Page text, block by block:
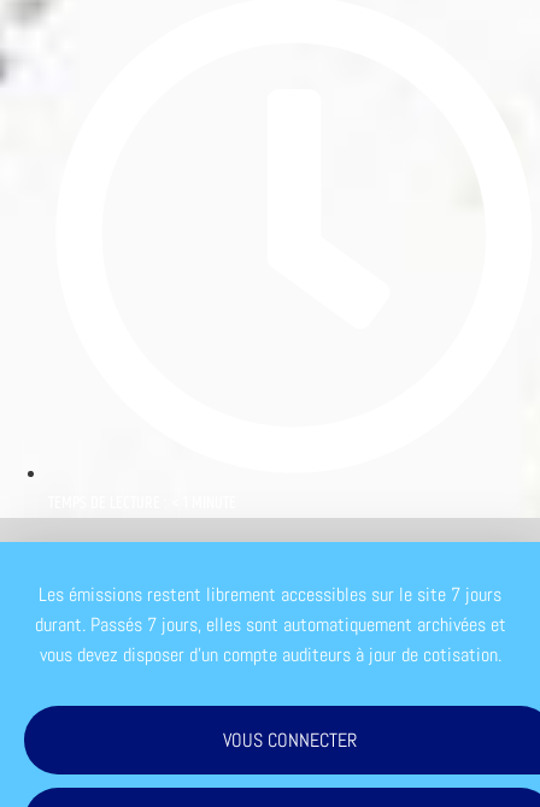
Les émissions restent librement accessibles sur le site 7 jours
durant. Passés 7 jours, elles sont automatiquement archivées et
vous devez disposer d'un compte auditeurs à jour de cotisation.
VOUS CONNECTER